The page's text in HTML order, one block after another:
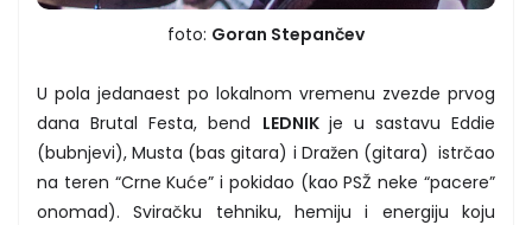
foto: Goran Stepančev
U pola jedanaest po lokalnom vremenu zvezde prvog
dana Brutal Festa, bend LEDNIK je u sastavu Eddie
(bubnjevi), Musta (bas gitara) i Dražen (gitara) istrčao
na teren “Crne Kuće” i pokidao (kao PSŽ neke “pacere”
onomad). Sviračku tehniku, hemiju i energiju koju